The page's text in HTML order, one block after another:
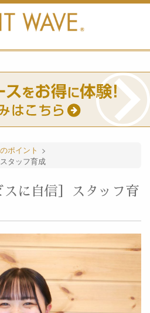
ポイント >
タッフ育成
スに自信］スタッフ育